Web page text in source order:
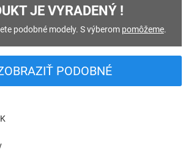
JE VYRADENÝ !
podobné modely. S výberom pomôžeme.
ZOBRAZIŤ PODOBNÉ